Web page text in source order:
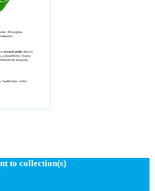
to collection(s)